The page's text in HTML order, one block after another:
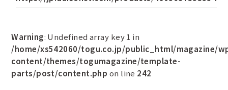
Warning: Undefined array key 1 in
/home/xs542060/togu.co.jp/public_html/magazine/
content/themes/togumagazine/template-
parts/post/content.php on line 242